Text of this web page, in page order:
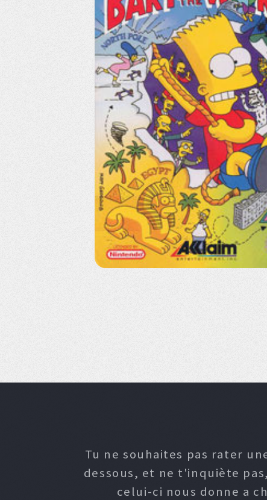
Tu ne souhaites pas rater
dessous, et ne t'inquiète
celui-ci nous donne a